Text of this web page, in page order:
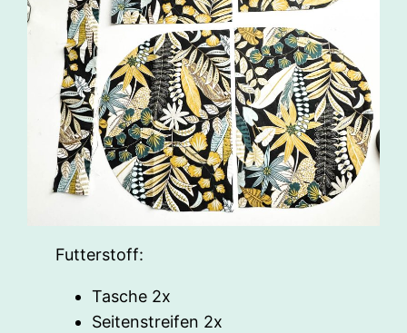
Futterstoff:
Tasche 2x
Seitenstreifen 2x